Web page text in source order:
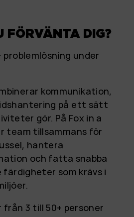
FÖRVÄNTA DIG?
problemlösning under
kommunikation,
på ett sätt
gör. På Fox in a
team tillsammans för
hantera
och fatta snabba
färdigheter som krävs i
från 3 till 50+ personer